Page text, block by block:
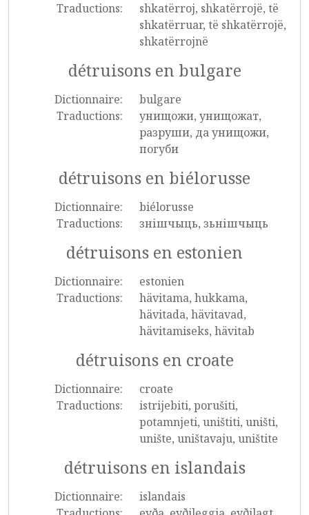
Traductions:
shkatërroj, shkatërrojë, të
shkatërruar, të shkatërrojë,
shkatërrojnë
détruisons en bulgare
Dictionnaire:
bulgare
Traductions:
унищожи, унищожат,
разруши, да унищожи,
погуби
détruisons en biélorusse
Dictionnaire:
biélorusse
Traductions:
знішчыць, зьнішчыць
détruisons en estonien
Dictionnaire:
estonien
Traductions:
hävitama, hukkama,
hävitada, hävitavad,
hävitamiseks, hävitab
détruisons en croate
Dictionnaire:
croate
Traductions:
istrijebiti, porušiti,
potamnjeti, uništiti, uništi,
unište, uništavaju, uništite
détruisons en islandais
Dictionnaire:
islandais